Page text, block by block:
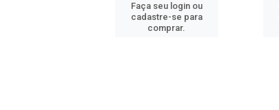
Faça seu login ou
cadastre-se para
comprar.